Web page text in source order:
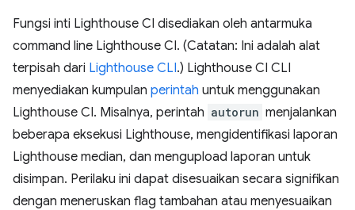
Fungsi inti Lighthouse CI disediakan oleh antarmuka
command line Lighthouse CI. (Catatan: Ini adalah alat
terpisah dari Lighthouse CLI.) Lighthouse CI CLI
menyediakan kumpulan perintah untuk menggunakan
Lighthouse CI. Misalnya, perintah autorun menjalankan
beberapa eksekusi Lighthouse, mengidentifikasi laporan
Lighthouse median, dan mengupload laporan untuk
disimpan. Perilaku ini dapat disesuaikan secara signifikan
dengan meneruskan flag tambahan atau menyesuaikan